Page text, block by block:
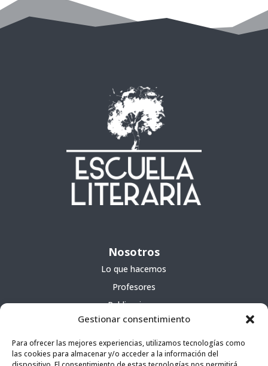
Gestionar consentimiento
Para ofrecer las mejores experiencias, utilizamos tecnologías como
las cookies para almacenar y/o acceder a la información del
Nosotros
Lo que hacemos
Profesores
Publicaciones
Cursos